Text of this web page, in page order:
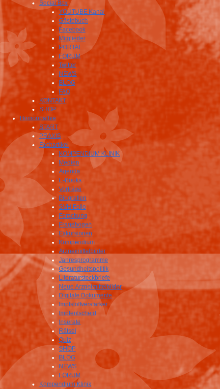
Social Box
YOUTUBE Kanal
Gästebuch
Facebook
Mitglieder
PORTAL
FORUM
Twitter
NEWS
BLOG
FAQ
KONTAKT
SHOP
Homöopathie
START
PRAXIS
Fachartikel
KOMPENDIUM KLINIK
Medien
Agenda
E-Books
Vorträge
Biografien
SVH Folio
Forschung
Fragebogen
Exkursionen
Kompendium
Arzneimittelbilder
Jahresprogramme
Gesundheitspolitik
Literatursteckbriefe
Neue Arzneimittelbilder
Digitale Dokumente
Impfstoffverstärker
Impfentscheid
Inserate
Rätsel
Quiz
SHOP
BLOG
NEWS
FORUM
Kompendium Klinik